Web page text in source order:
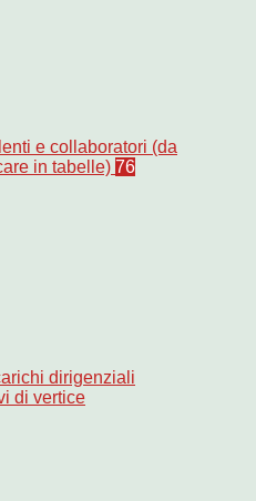
e collaboratori (da
in tabelle) 76
dirigenziali
di vertice